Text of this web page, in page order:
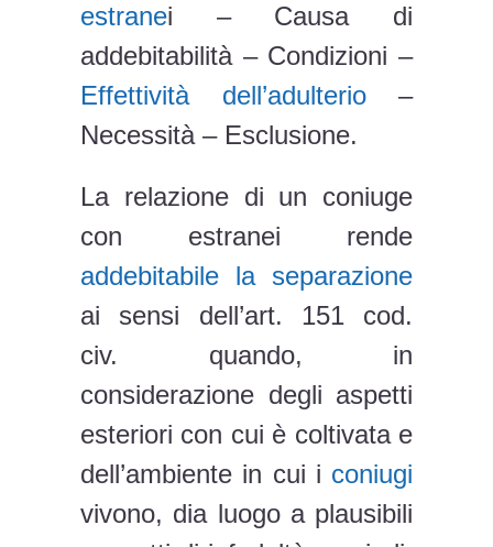
estranei – Causa di
addebitabilità – Condizioni –
Effettività dell’adulterio–
Necessità – Esclusione.
La relazione di un coniuge
con estranei rende
addebitabile la separazione
ai sensi dell’art. 151 cod.
civ. quando, in
considerazione degli aspetti
esteriori con cui è coltivata e
dell’ambiente in cui i coniugi
vivono, dia luogo a plausibili